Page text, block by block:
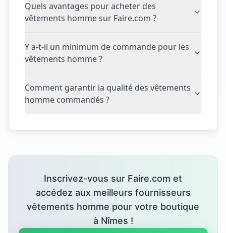
Quels avantages pour acheter des
vêtements homme sur Faire.com ?
Y a-t-il un minimum de commande pour les
vêtements homme ?
Comment garantir la qualité des vêtements
homme commandés ?
Inscrivez-vous sur Faire.com et
accédez aux meilleurs fournisseurs
vêtements homme pour votre boutique
à Nîmes !